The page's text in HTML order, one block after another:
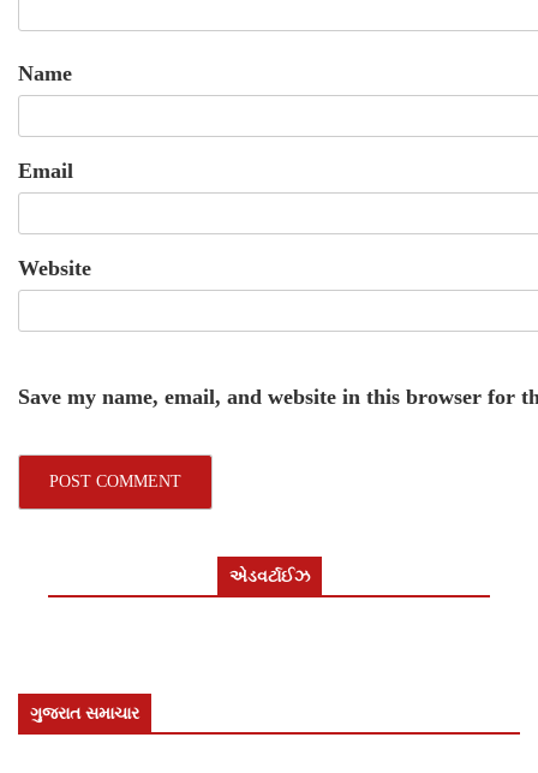
Name
Email
Website
Save my name, email, and website in this browser for
એડવર્ટાઈઝ
ગુજરાત સમાચાર